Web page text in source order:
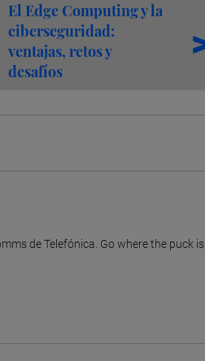
El Edge Computing y la
ciberseguridad:
ventajas, retos y
desafíos
de Telefónica. Go where the puck is